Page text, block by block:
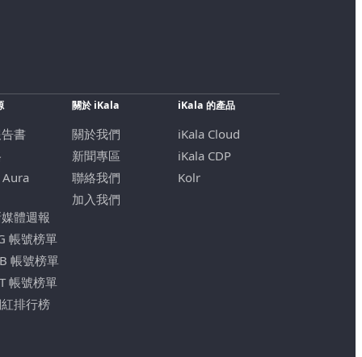
書
體週報
帳號榜單
帳號榜單
帳號榜單
排行榜
關於 iKala
關於我們
新聞專區
聯絡我們
加入我們
iKala 的產品
iKala Cloud
iKala CDP
Kolr